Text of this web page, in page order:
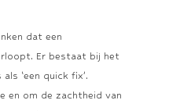
dat een
Er bestaat bij het
‘een quick fix’.
en om de zachtheid van